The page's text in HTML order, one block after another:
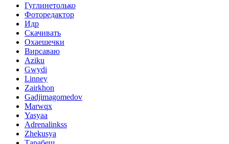
Гуглинетолько
Фоторедактор
Идр
Скачивать
Охаешечки
Вирсаваю
Aziku
Gwydi
Linney
Zairkhon
Gadjimagomedov
Marwqx
Yasyaa
Adrenalinkss
Zhekusya